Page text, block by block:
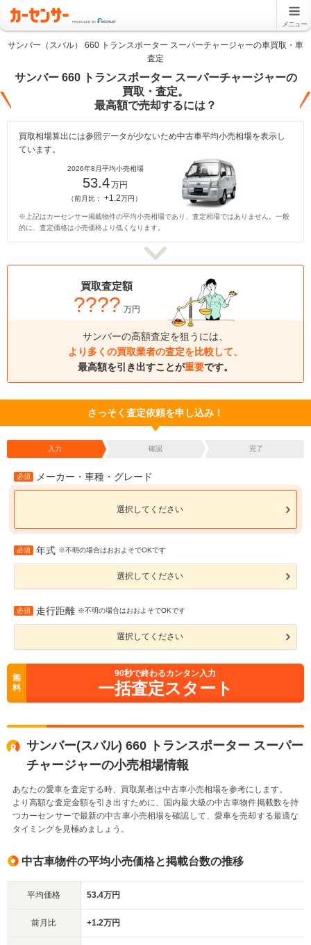
メニュー
サンバー（スバル） 660 トランスポーター スーパーチャージャーの車買取・車
査定
サンバー 660 トランスポーター スーパーチャージャーの
買取・査定。
最高額で売却するには？
買取相場算出には参照データが少ないため中古車平均小売相場を表示し
ています。
2026年8月平均小売相場
53.4万円
（前月比： +1.2万円）
※上記はカーセンサー掲載物件の平均小売相場であり、査定相場ではありません。一般
的に、査定価格は小売価格より低くなります。
買取査定額
???? 万円
サンバーの高額査定を狙うには、
より多くの買取業者の査定を比較して、
最高額を引き出すことが重要です。
さっそく査定依頼を申し込み！
入力 確認 完了
必須 メーカー・車種・グレード
選択してください
必須 年式 ※不明の場合はおおよそでOKです
選択してください
必須 走行距離 ※不明の場合はおおよそでOKです
選択してください
無
料
90秒で終わるカンタン入力
一括査定スタート
サンバー(スバル) 660 トランスポーター スーパー
チャージャーの小売相場情報
あなたの愛車を査定する時、買取業者は中古車小売相場を参考にします。
より高額な査定金額を引き出すために、国内最大級の中古車物件掲載数を持
つカーセンサーで最新の中古車小売相場を確認して、愛車を売却する最適な
タイミングを見極めましょう。
中古車物件の平均小売価格と掲載台数の推移
平均価格 53.4万円
前月比 +1.2万円